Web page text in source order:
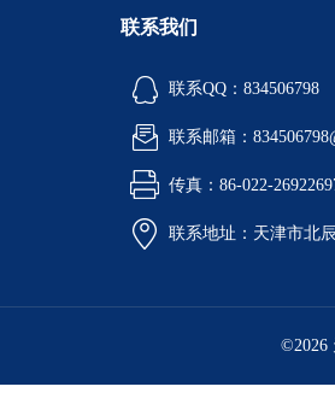
联系我们
联系QQ：834506798
联系邮箱：
传真：86-022-
联系地址：天津市北
©2026